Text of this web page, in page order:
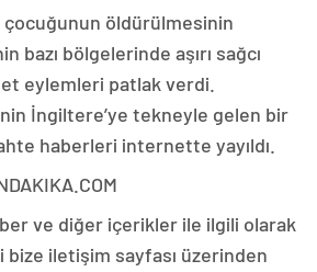
çocuğunun öldürülmesinin
bazı bölgelerinde aşırı sağcı
eylemleri patlak verdi.
İngiltere’ye tekneyle gelen bir
haberleri internette yayıldı.
ve diğer içerikler ile ilgili olarak
iletişim sayfası üzerinden